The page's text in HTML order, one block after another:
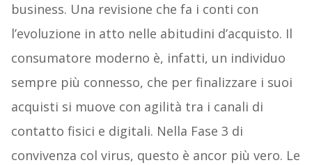
business. Una revisione che fa i conti con
l’evoluzione in atto nelle abitudini d’acquisto. Il
consumatore moderno è, infatti, un individuo
sempre più connesso, che per finalizzare i suoi
acquisti si muove con agilità tra i canali di
contatto fisici e digitali. Nella Fase 3 di
convivenza col virus, questo è ancor più vero. Le